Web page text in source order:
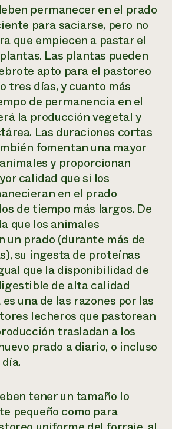
permanecer en el prado
para saciarse, pero no
que empiecen a pastar el
Las plantas pueden
apto para el pastoreo
tres días, y cuanto más
de permanencia en el
la producción vegetal y
Las duraciones cortas
fomentan una mayor
y proporcionan
calidad que si los
en el prado
de tiempo más largos. De
que los animales
un prado (durante más de
su ingesta de proteínas
que la disponibilidad de
de alta calidad
una de las razones por las
lecheros que pastorean
trasladan a los
prado a diario, o incluso
tener un tamaño lo
pequeño como para